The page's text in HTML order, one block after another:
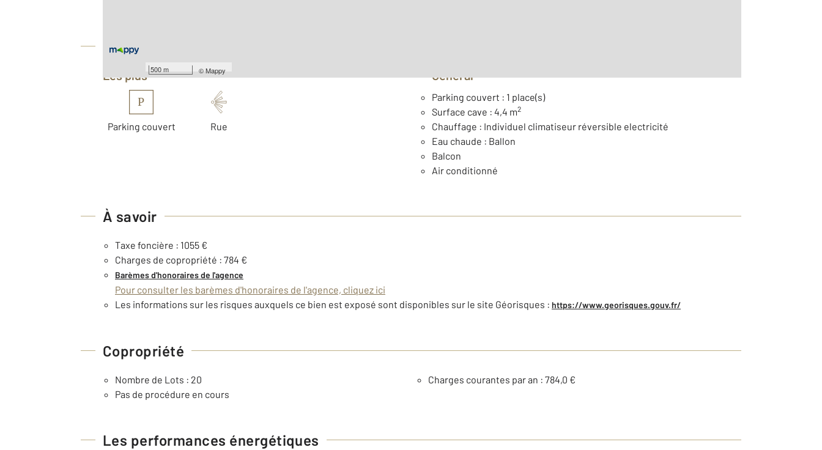
500 m ©Mappy
Équipements
Les plus
P
Parking couvert Rue
Général
Parking couvert : 1 place(s)
Surface cave : 4,4 m2
Chauffage : Individuel climatiseur réversible electricité
Eau chaude : Ballon
Balcon
Air conditionné
À savoir
Taxe foncière : 1055 €
Charges de copropriété : 784 €
Barèmes d'honoraires de l'agence
Pour consulter les barèmes d'honoraires de l'agence, cliquez ici
Les informations sur les risques auxquels ce bien est exposé sont disponibles sur le site Géorisques : https://www.georisques.gouv.fr/
Copropriété
Nombre de Lots : 20
Charges courantes par an : 784,0 €
Pas de procédure en cours
Les performances énergétiques